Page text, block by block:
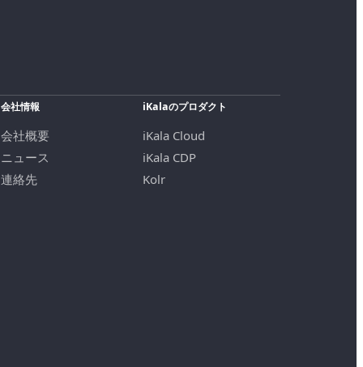
会社情報
会社概要
ニュース
連絡先
iKalaのプロダクト
iKala Cloud
iKala CDP
Kolr